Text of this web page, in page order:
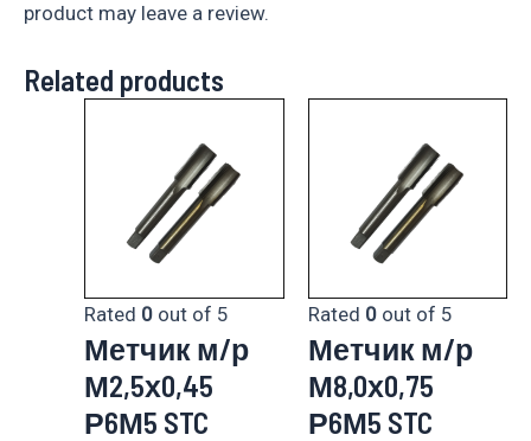
product may leave a review.
Related products
Rated 0 out of 5
Метчик м/р
М2,5х0,45
Р6М5 STC
Rated 0out of 5
Метчик м/р
М8,0х0,75
Р6М5 STC